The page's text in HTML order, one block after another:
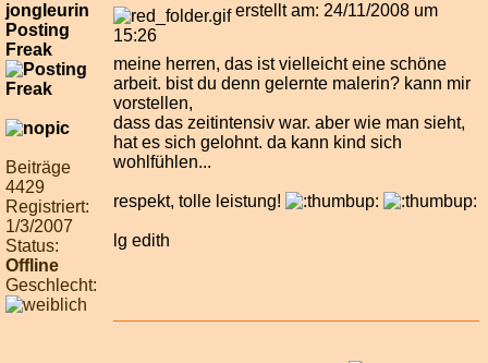
jongleurin
Posting
Freak
Beiträge
4429
Registriert:
1/3/2007
Status:
Offline
Geschlecht:
erstellt am: 24/11/2008 um
15:26
meine herren, das ist vielleicht eine schöne
arbeit. bist du denn gelernte malerin? kann mir
vorstellen,
dass das zeitintensiv war. aber wie man sieht,
hat es sich gelohnt. da kann kind sich
wohlfühlen...
respekt, tolle leistung!
lg edith